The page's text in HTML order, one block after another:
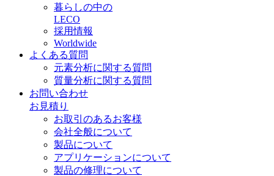
暮らしの中の
LECO
採用情報
Worldwide
よくある質問
元素分析に関する質問
質量分析に関する質問
お問い合わせ
お見積り
お取引のあるお客様
会社全般について
製品について
アプリケーションについて
製品の修理について